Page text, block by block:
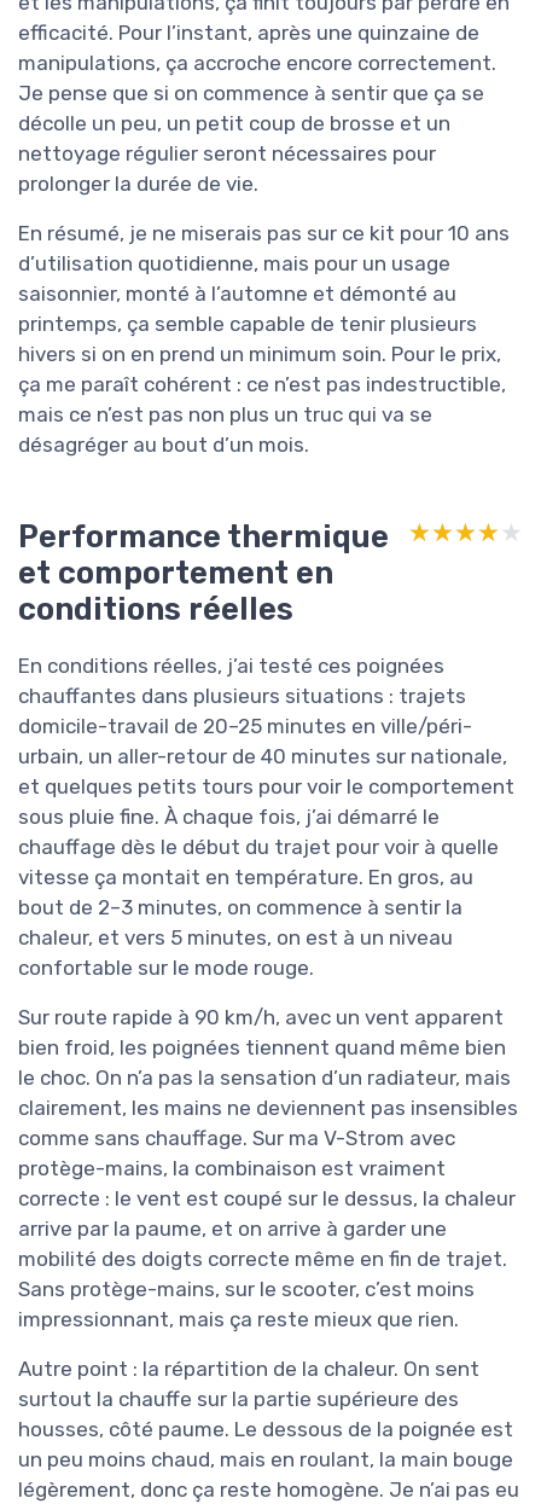
efficacité. Pour l’instant, après une quinzaine de
manipulations, ça accroche encore correctement.
Je pense que si on commence à sentir que ça se
décolle un peu, un petit coup de brosse et un
nettoyage régulier seront nécessaires pour
prolonger la durée de vie.
En résumé, je ne miserais pas sur ce kit pour 10 ans
d’utilisation quotidienne, mais pour un usage
saisonnier, monté à l’automne et démonté au
printemps, ça semble capable de tenir plusieurs
hivers si on en prend un minimum soin. Pour le prix,
ça me paraît cohérent : ce n’est pas indestructible,
mais ce n’est pas non plus un truc qui va se
désagréger au bout d’un mois.
Performance thermique
et comportement en
conditions réelles
★★★★★
★★★★★
En conditions réelles, j’ai testé ces poignées
chauffantes dans plusieurs situations : trajets
domicile-travail de 20–25 minutes en ville/péri-
urbain, un aller-retour de 40 minutes sur nationale,
et quelques petits tours pour voir le comportement
sous pluie fine. À chaque fois, j’ai démarré le
chauffage dès le début du trajet pour voir à quelle
vitesse ça montait en température. En gros, au
bout de 2–3 minutes, on commence à sentir la
chaleur, et vers 5 minutes, on est à un niveau
confortable sur le mode rouge.
Sur route rapide à 90 km/h, avec un vent apparent
bien froid, les poignées tiennent quand même bien
le choc. On n’a pas la sensation d’un radiateur, mais
clairement, les mains ne deviennent pas insensibles
comme sans chauffage. Sur ma V-Strom avec
protège-mains, la combinaison est vraiment
correcte : le vent est coupé sur le dessus, la chaleur
arrive par la paume, et on arrive à garder une
mobilité des doigts correcte même en fin de trajet.
Sans protège-mains, sur le scooter, c’est moins
impressionnant, mais ça reste mieux que rien.
Autre point : la répartition de la chaleur. On sent
surtout la chauffe sur la partie supérieure des
housses, côté paume. Le dessous de la poignée est
un peu moins chaud, mais en roulant, la main bouge
légèrement, donc ça reste homogène. Je n’ai pas eu